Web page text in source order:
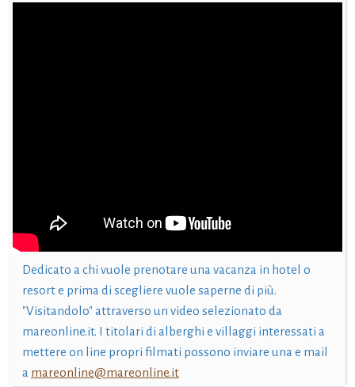
Dedicato a chi vuole prenotare una vacanza in hotel o
resort e prima di scegliere vuole saperne di più.
"Visitandolo" attraverso un video selezionato da
mareonline.it. I titolari di alberghi e villaggi interessati a
mettere on line propri filmati possono inviare una e mail
a mareonline@mareonline.it